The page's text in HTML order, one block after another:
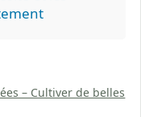
– Cultiver de belles